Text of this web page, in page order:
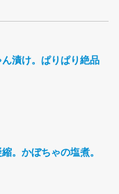
漬け。ぱりぱり絶品。
。かぼちゃの塩煮。